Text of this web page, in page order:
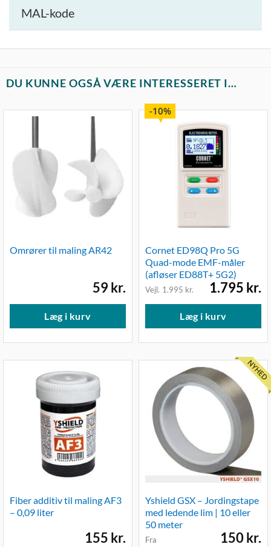
MAL-kode
DU KUNNE OGSÅ VÆRE INTERESSERET I…
Omrører til maling AR42
59kr.
Læg i kurv
10%
Cornet ED98Q Pro 5G
Quad-mode EMF-måler
(afløser ED88T+ 5G2)
1.995 kr. oprindelige
pris
1.995 kr..
1.795 kr.
aktuelle
pris
1.795 kr..
Læg i kurv
Fiber additiv til maling AF3
– 0,09 liter
155 kr.
Yshield GSX – Jordingstape
med ledende lim | 10 eller
50 meter
Fra 150kr.